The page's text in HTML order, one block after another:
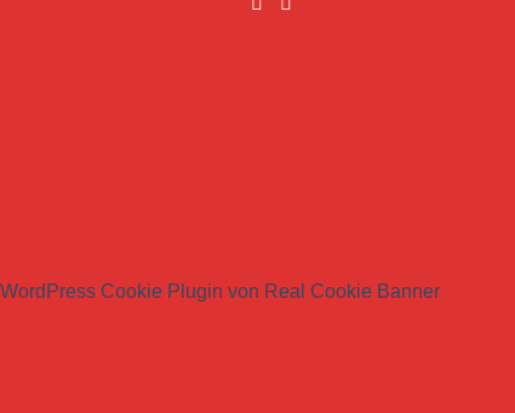
WordPress Cookie Plugin von Real Cookie Banner